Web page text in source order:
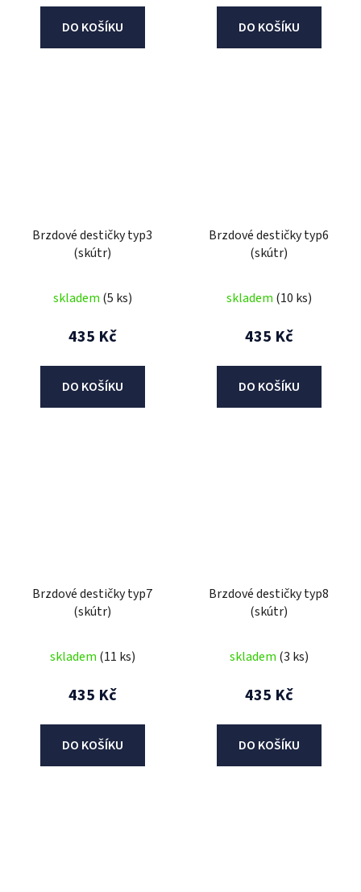
DO KOŠÍKU DO KOŠÍKU
Brzdové destičky typ3
(skútr)
skladem (5 ks)
435 Kč
DO KOŠÍKU
Brzdové destičky typ6
(skútr)
skladem (10 ks)
435 Kč
DO KOŠÍKU
Brzdové destičky typ7
(skútr)
skladem (11 ks)
435 Kč
DO KOŠÍKU
Brzdové destičky typ8
(skútr)
skladem (3 ks)
435 Kč
DO KOŠÍKU